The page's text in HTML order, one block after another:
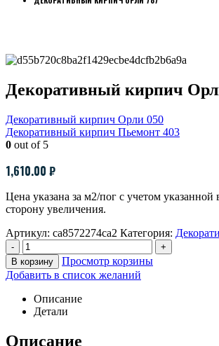
Декоративный кирпич
Декоративный кирпич Орли 050
Декоративный кирпич Пьемонт 403
0 out of 5
1,610.00 ₽
Цена указана за м2/пог с учетом
сторону увеличения.
Артикул: ca8572274ca2 Категория:
-
+
В корзину
Просмотр корзины
Добавить в список желаний
Описание
Детали
Описание